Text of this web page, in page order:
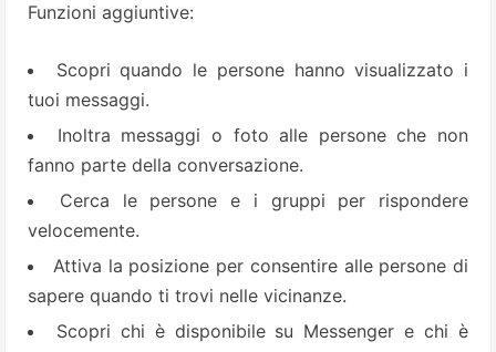
Funzioni aggiuntive:
Scopri quando le persone hanno visualizzato i
tuoi messaggi.
Inoltra messaggi o foto alle persone che non
fanno parte della conversazione.
Cerca le persone e i gruppi per rispondere
velocemente.
Attiva la posizione per consentire alle persone di
sapere quando ti trovi nelle vicinanze.
Scopri chi è disponibile su Messenger e chi è